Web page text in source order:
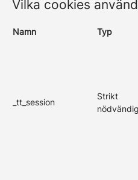
Vilka cookies
Namn Typ
_tt_session
Strikt